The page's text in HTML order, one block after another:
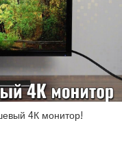
4К монитор!